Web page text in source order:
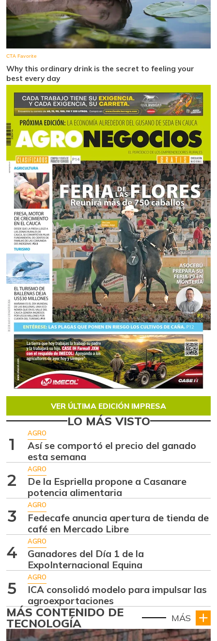
VER ÚLTIMA EDICIÓN IMPRESA
LO MÁS VISTO
1
AGRO
Así se comportó el precio del ganado
esta semana
2
AGRO
De la Espriella propone a Casanare
potencia alimentaria
3
AGRO
Fedecafe anuncia apertura de tienda de
café en Mercado Libre
4
AGRO
Ganadores del Día 1 de la
ExpoInternacional Equina
5
AGRO
ICA consolidó modelo para impulsar las
agroexportaciones
MÁS CONTENIDO DE
TECNOLOGÍA MÁS